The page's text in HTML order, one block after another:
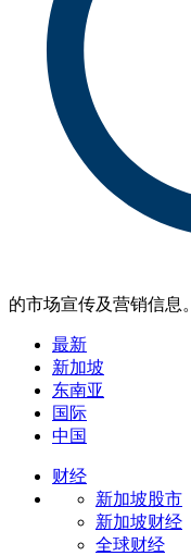
的市场宣传及营销信息。
最新
新加坡
东南亚
国际
中国
财经
新加坡股市
新加坡财经
全球财经